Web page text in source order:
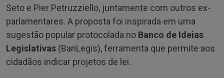
Seto e Pier Petruzziello, juntamente com outros ex-
parlamentares. A proposta foi inspirada em uma
sugestão popular protocolada no Banco de Ideias
Legislativas (BanLegis), ferramenta que permite aos
cidadãos indicar projetos de lei.